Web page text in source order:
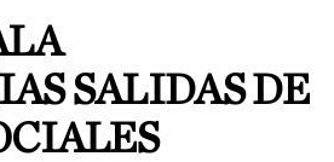
SALIDAS DE